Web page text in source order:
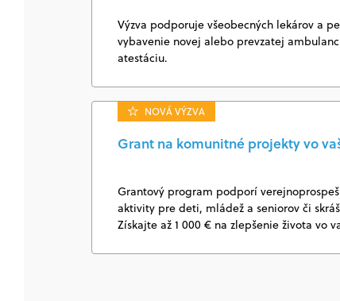
Výzva podporuje všeobecných lekárov a
vybavenie novej alebo prevzatej
atestáciu.
NOVÁ VÝZVA
Grant na komunitné projekty vo
Grantový program podporí
aktivity pre deti, mládež a seniorov či
Získajte až 1 000 € na zlepšenie života vo